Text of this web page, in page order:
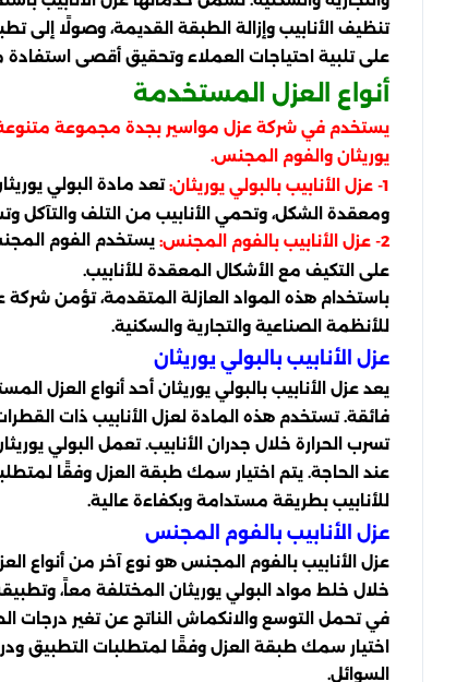
تنظيف الأنابيب وإزالة الطبقة القديمة، وصولًا
على تلبية احتياجات العملاء وتحقيق أقصى استفادة
أنواع العزل المستخدمة
يستخدم في شركة عزل مواسير بجدة مجموعة متنوعة
يوريثان والفوم المجنس.
1- عزل الأنابيب بالبولي يوريثان:
تعد مادة البولي
ومعقدة الشكل، وتحمي الأنابيب من التلف والتآكل
2- عزل الأنابيب بالفوم المجنس:
يستخدم الفوم
على التكيف مع الأشكال المعقدة للأنابيب.
باستخدام هذه المواد العازلة المتقدمة، تؤمن
للأنظمة الصناعية والتجارية والسكنية.
عزل الأنابيب بالبولي يوريثان
يعد عزل الأنابيب بالبولي يوريثان أحد أنواع
فائقة. تستخدم هذه المادة لعزل الأنابيب ذات
تسرب الحرارة خلال جدران الأنابيب. تعمل البولي
عند الحاجة. يتم اختيار سمك طبقة العزل وفقًا
للأنابيب بطريقة مستدامة وبكفاءة عالية.
عزل الأنابيب بالفوم المجنس
عزل الأنابيب بالفوم المجنس هو نوع آخر من أنواع
خلال خلط مواد البولي يوريثان المختلفة معاً،
في تحمل التوسع والانكماش الناتج عن تغير درجات
اختيار سمك طبقة العزل وفقًا لمتطلبات التطبيق
السوائل.